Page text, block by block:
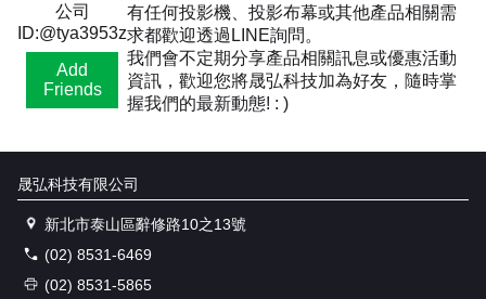
公司
ID:@tya3953z
Add
Friends
有任何投影機、投影布幕或其他產品相關需
求都歡迎透過LINE詢問。
我們會不定期分享產品相關訊息或優惠活動
資訊，歡迎您將晟弘科技加為好友，隨時掌
握我們的最新動態! : )
晟弘科技有限公司
新北市泰山區辭修路10之13號
(02) 8531-6469
(02) 8531-5865